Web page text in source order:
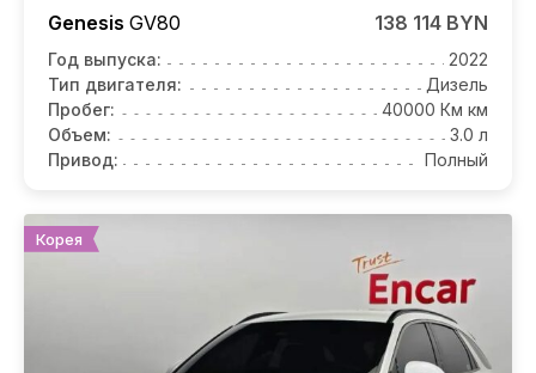
Genesis GV80 138 114 BYN
Год выпуска:
2022
Тип двигателя:
Дизель
Пробег:
40000 Км км
Объем:
3.0 л
Привод:
Полный
Корея